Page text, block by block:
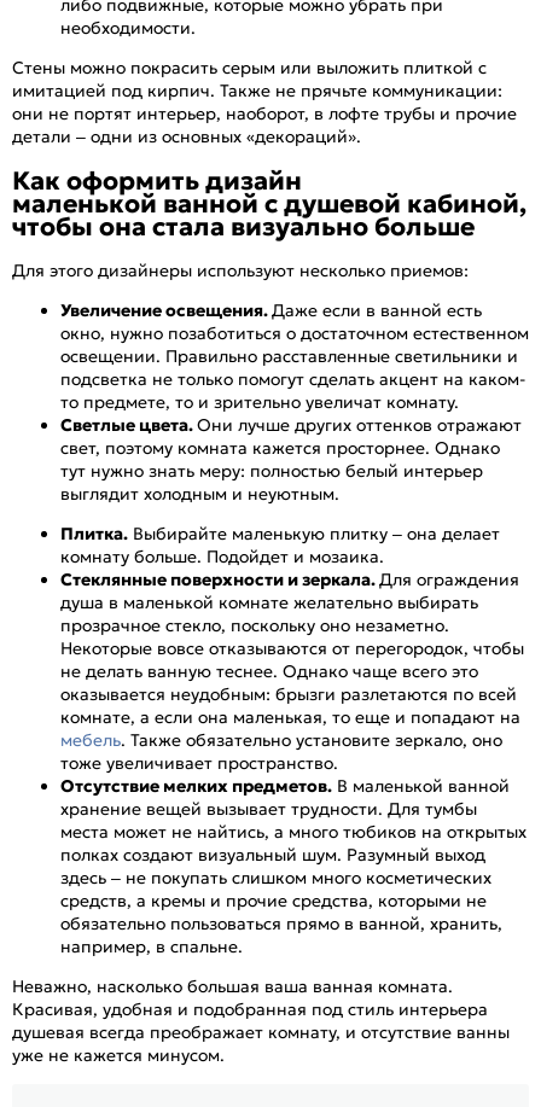
либо подвижные, которые можно убрать при
необходимости.
Стены можно покрасить серым или выложить плиткой с
имитацией под кирпич. Также не прячьте коммуникации:
они не портят интерьер, наоборот, в лофте трубы и прочие
детали – одни из основных «декораций».
Как оформить дизайн
маленькой ванной с душевой кабиной,
чтобы она стала визуально больше
Для этого дизайнеры используют несколько приемов:
Увеличение освещения.Даже если в ванной есть
окно, нужно позаботиться о достаточном естественном
освещении. Правильно расставленные светильники и
подсветка не только помогут сделать акцент на каком-
то предмете, то и зрительно увеличат комнату.
Светлые цвета.Они лучше других оттенков отражают
свет, поэтому комната кажется просторнее. Однако
тут нужно знать меру: полностью белый интерьер
выглядит холодным и неуютным.
Плитка. Выбирайте маленькую плитку – она делает
комнату больше. Подойдет и мозаика.
Стеклянные поверхности и зеркала.Для ограждения
душа в маленькой комнате желательно выбирать
прозрачное стекло, поскольку оно незаметно.
Некоторые вовсе отказываются от перегородок, чтобы
не делать ванную теснее. Однако чаще всего это
оказывается неудобным: брызги разлетаются по всей
комнате, а если она маленькая, то еще и попадают на
мебель. Также обязательно установите зеркало, оно
тоже увеличивает пространство.
Отсутствие мелких предметов. В маленькой ванной
хранение вещей вызывает трудности. Для тумбы
места может не найтись, а много тюбиков на открытых
полках создают визуальный шум. Разумный выход
здесь – не покупать слишком много косметических
средств, а кремы и прочие средства, которыми не
обязательно пользоваться прямо в ванной, хранить,
например, в спальне.
Неважно, насколько большая ваша ванная комната.
Красивая, удобная и подобранная под стиль интерьера
душевая всегда преображает комнату, и отсутствие ванны
уже не кажется минусом.